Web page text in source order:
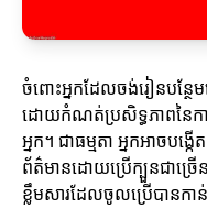
ចំពោះអ្នកដែលចង់រៀនបន្ថ
ដោយកំណត់ប្រសិទ្ធភាពនៃក
អ្នក។ ជាធម្មតា អ្នកអាចបង្
ព័ត៌មានដោយប្រើក្បួនជាច្រើ
ខ្លឹមសារដែលចូលប្រើបានកា